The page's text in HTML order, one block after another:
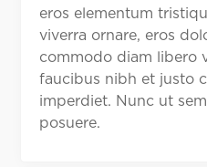
eros elementum
viverra ornare, eros
commodo diam libero
faucibus nibh et justo
imperdiet. Nunc ut
posuere.